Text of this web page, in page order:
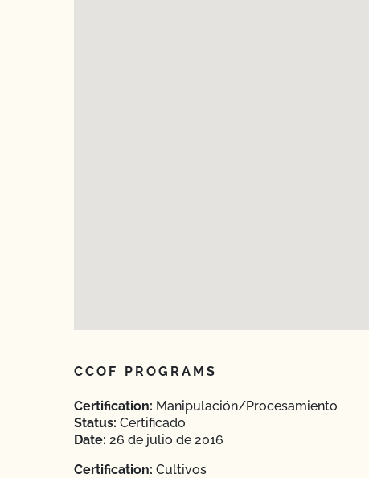
CCOF PROGRAMS
Certification: Manipulación/Procesamiento
Status: Certificado
Date: 26 de julio de 2016
Certification: Cultivos